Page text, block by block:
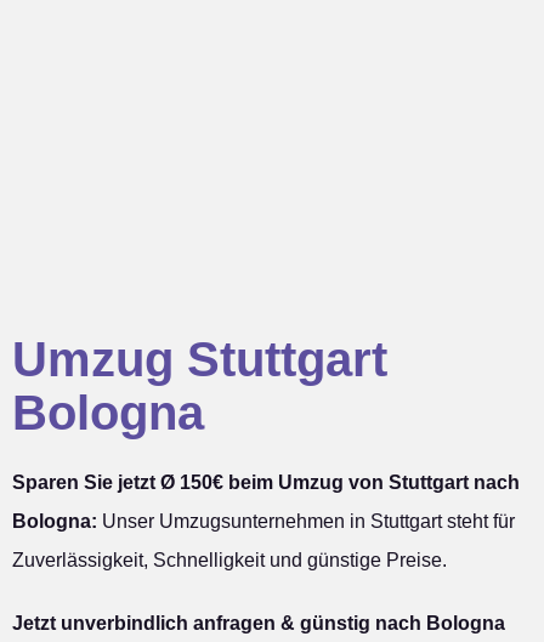
Umzug Stuttgart
Bologna
Sparen Sie jetzt Ø 150€ beim Umzug von Stuttgart nach
Bologna: Unser Umzugsunternehmen in Stuttgart steht für
Zuverlässigkeit, Schnelligkeit und günstige Preise.
Jetzt unverbindlich anfragen & günstig nach Bologna